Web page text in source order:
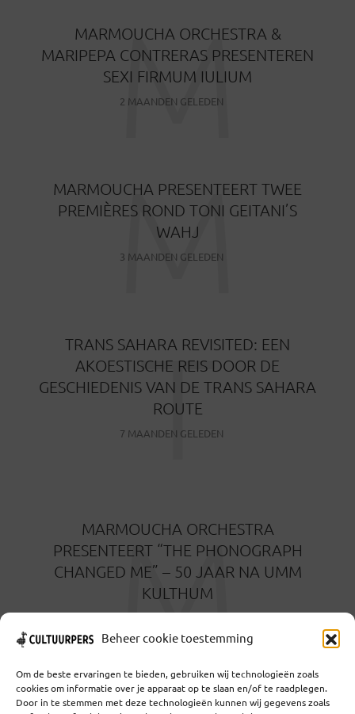
Beheer cookie toestemming
Om de beste ervaringen te bieden, gebruiken wij technologieën zoals
cookies om informatie over je apparaat op te slaan en/of te raadplegen.
Door in te stemmen met deze technologieën kunnen wij gegevens zoals
MARMOUCHA ORCHESTRA &
MARIPEPA CONTRERAS PRESENTEREN
SEXI FIRMUM IULIUM
2 MAANDEN GELEDEN
M
MARMOUCHA PRESENTEERT TWEE
PREMIÈRES ROND TONI GEITANI’S
WAHJ
3 MAANDEN GELEDEN
M
TRANS SAHARA REVISITED: EEN
AKOESTISCHE REIS DOOR DE
GESCHIEDENIS VAN DE TRANS SAHARA
ROUTE
7 MAANDEN GELEDEN
T
MARMOUCHA ORCHESTRA
PRESENTEERT “THE PHONOGRAPH
CHANGED ME” – 50 JAAR NA UMM
KULTHUM
M